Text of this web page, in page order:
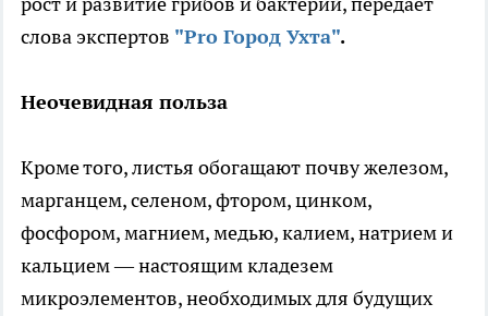
слова экспертов "Pro Город Ухта".
Неочевидная польза
Кроме того, листья обогащают почву железом,
марганцем, селеном, фтором, цинком,
фосфором, магнием, медью, калием, натрием и
кальцием — настоящим кладезем
микроэлементов, необходимых для будущих